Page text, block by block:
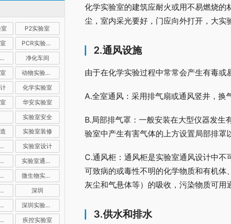
P2实验室
PCR实验室建设
验室设计
净化车间
动物实验室建设
化学实验室
华安实验室
实验室安全
实验室装修
实验室装修设计
实验室设计
实验室通风系统
实验室通风设计
室装修
微生物实验室
室设计
深圳
室建设
深圳实验室装修
生物安全实验室
疾控实验室
化学实验室的建筑应耐火或用不易燃烧
尘，室内采光要好，门应向外打开，大实
2.通风设施
由于在化学实验过程中常常会产生有毒或
A.全室通风：采用排气扇或通风竖井，换
B.局部排气罩：一般安装在大型仪器发
验室中产生有害气体的上方设置局部排罩
C.通风柜：通风柜是实验室通风设计中不
可致病的或毒性不明的化学物质和有机体
灰尘和气悬体等）的吸收，污染物质可用
3.供水和排水